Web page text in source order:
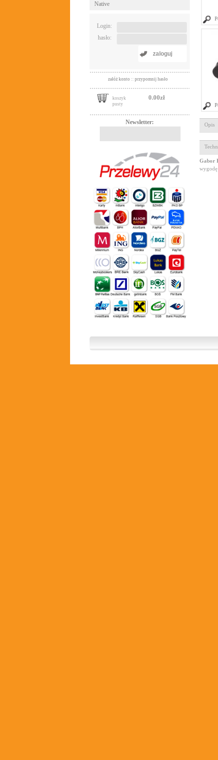
Native
Login:
hasło:
zaloguj
załóż konto ::przypomnij hasło
koszyk
pusty
0.00zł
Newsletter: Opis
Gabor
wygodę